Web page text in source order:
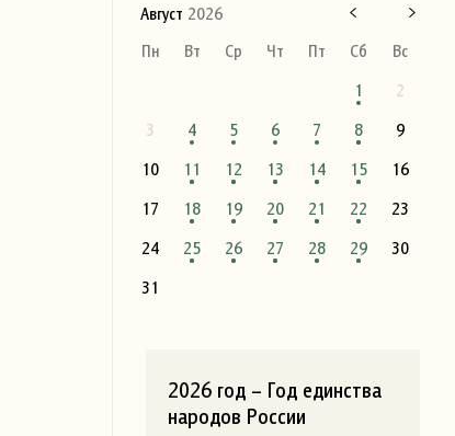
Август 2026
Пн
Вт Ср Чт Пт Сб
Вс
1
2
3
4 5 6 7 8
9
10
11 12 13 14 15
16
17
18 19 20 21 22
23
24
25 26 27 28 29
30
31
2026 год – Год единства
народов России